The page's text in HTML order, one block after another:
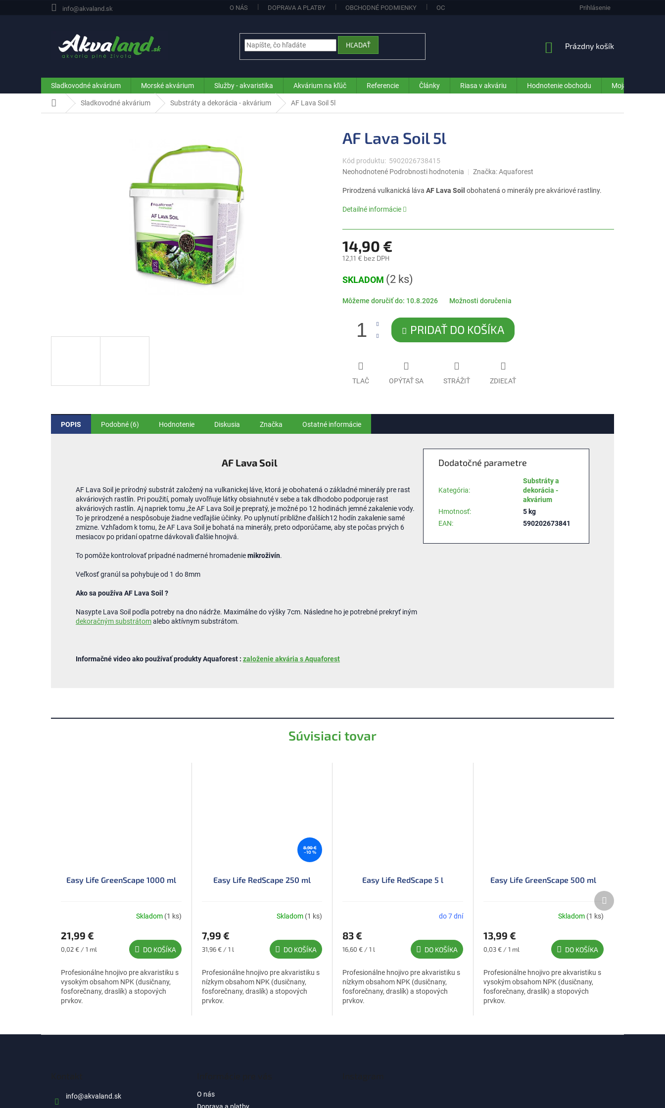
info@akvaland.sk O NÁS DOPRAVA A PLATBY OBCHODNÉ PODMIENKY OCHRANA OSOBNÝCH ÚDAJOV (GDPR) - INFORMÁCIE PRE ZÁKAZNÍKOV E-
Prihlásenie
HĽADAŤ
NÁKUPNÝ
Prázdny košík
Sladkovodné akvárium Morské akvárium Služby - akvaristika Akvárium na kľúč Referencie Články Riasa v akváriu Hodnotenie obchodu Moja objednávka
DomovSladkovodné akvárium Substráty a dekorácia - akvárium AF Lava Soil 5l
AF Lava Soil 5l
Kód produktu: 5902026738415
Priemerné
produktu
0,0
5
Neohodnotené Podrobnosti hodnotenia Značka:Aquaforest
Prirodzená vulkanická láva AF Lava Soil obohatená o minerály pre akváriové rastliny.
Detailné informácie
14,90 €
12,11 € bez DPH
cena:
SKLADOM (2 ks)
Môžeme doručiť do: 10.8.2026 Možnosti doručenia
PRIDAŤ DO KOŠÍKA
TLAČ OPÝTAŤ SA STRÁŽIŤ ZDIEĽAŤ
Súvisiaci tovar
Easy Life GreenScape 1000 ml
Skladom (1 ks)
21,99 €
Jednotková
0,02 € / 1 ml DO KOŠÍKA
Profesionálne hnojivo pre akvaristiku s
vysokým obsahom NPK (dusičnany,
fosforečnany, draslík) a stopových
prvkov.
8,90 €
–10 %
Easy Life RedScape 250 ml
Skladom (1 ks)
7,99 €
Jednotková
31,96 € / 1 l DO KOŠÍKA
Profesionálne hnojivo pre akvaristiku s
nízkym obsahom NPK (dusičnany,
fosforečnany, draslík) a stopových
prvkov.
Easy Life RedScape 5 l
do 7 dní
83 €
Jednotková
16,60 € / 1 l DO KOŠÍKA
Profesionálne hnojivo pre akvaristiku s
nízkym obsahom NPK (dusičnany,
fosforečnany, draslík) a stopových
prvkov.
Easy Life GreenScape 500 ml
Skladom (1 ks)
13,99 €
Jednotková
0,03 € / 1 ml DO KOŠÍKA
Profesionálne hnojivo pre akvaristiku s
vysokým obsahom NPK (dusičnany,
fosforečnany, draslík) a stopových
prvkov.
Ďalší
produkt
POPIS Podobné (6) Hodnotenie Diskusia Značka Ostatné informácie
AF Lava Soil
AF Lava Soil je prírodný substrát založený na vulkanickej láve, ktorá je obohatená o základné minerály pre rast
akváriových rastlín. Pri použití, pomaly uvoľňuje látky obsiahnuté v sebe a tak dlhodobo podporuje rast
akváriových rastlín. Aj napriek tomu ,že AF Lava Soil je prepratý, je možné po 12 hodinách jemné zakalenie vody.
To je prirodzené a nespôsobuje žiadne vedľajšie účinky. Po uplynutí približne ďalších12 hodín zakalenie samé
zmizne. Vzhľadom k tomu, že AF Lava Soil je bohatá na minerály, preto odporúčame, aby ste počas prvých 6
mesiacov po pridaní opatrne dávkovali ďalšie hnojivá.
To pomôže kontrolovať prípadné nadmerné hromadeniemikroživín.
Veľkosť granúl sa pohybuje od 1 do 8mm
Ako sa používa AF Lava Soil ?
Nasypte Lava Soil podla potreby na dno nádrže. Maximálne do výšky 7cm. Následne ho je potrebné prekryť iným
dekoračným substrátomalebo aktívnym substrátom.
Informačné video ako používať produkty Aquaforest : založenie akvária s Aquaforest
Dodatočné parametre
Kategória:
Substráty a
dekorácia -
akvárium
Hmotnosť:
5 kg
EAN: 590202673841
info@akvaland.sk
O nás